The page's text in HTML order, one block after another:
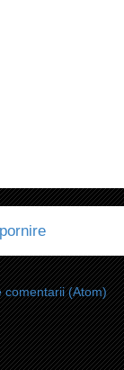
comentarii (Atom)